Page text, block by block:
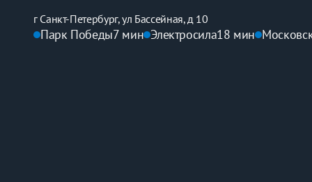
г Санкт-Петербург, ул Бассейная, д 10
Парк Победы7 мин Электросила18 мин